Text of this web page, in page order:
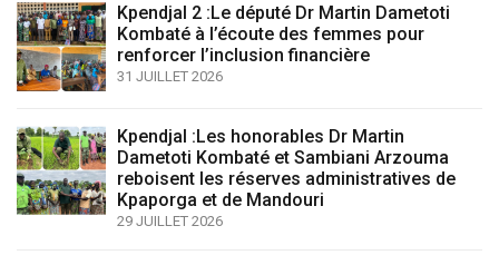
Kpendjal 2 :Le député Dr Martin Dametoti
Kombaté à l’écoute des femmes pour
renforcer l’inclusion financière
31 JUILLET 2026
Kpendjal :Les honorables Dr Martin
Dametoti Kombaté et Sambiani Arzouma
reboisent les réserves administratives de
Kpaporga et de Mandouri
29 JUILLET 2026